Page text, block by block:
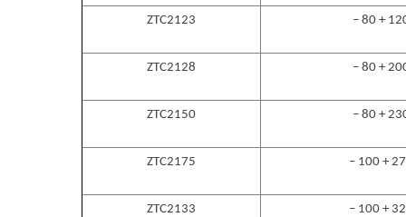
ZTC2123 – 80 +
ZTC2128 – 80 +
ZTC2150 – 80 +
ZTC2175 – 100 +
ZTC2133 – 100 +